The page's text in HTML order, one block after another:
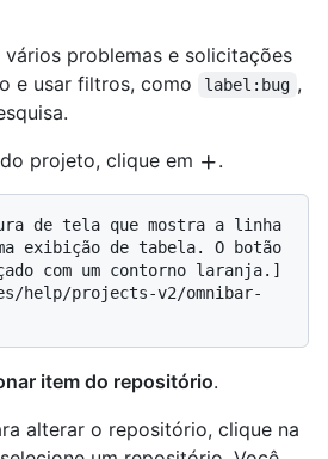
problemas e solicitações
e usar filtros, como
label:bug ,
projeto, clique em
.
exibição de tabela. O botão
com um contorno laranja.]
help/projects-v2/omnibar-
item do repositório.
alterar o repositório, clique na